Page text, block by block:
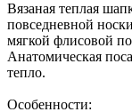
Вязаная теплая
повседневной
мягкой флисовой
Анатомическая
тепло.
Особенности: